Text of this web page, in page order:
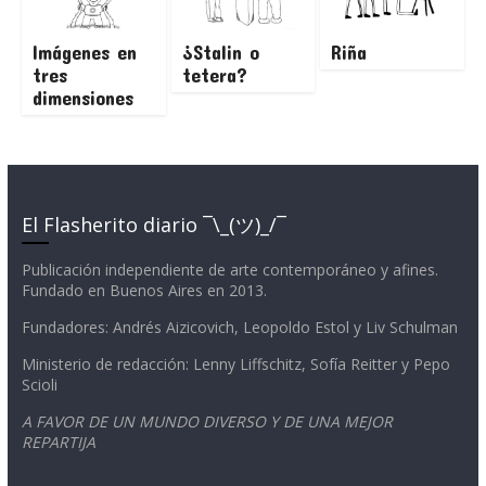
Imágenes en
tres
dimensiones
¿Stalin o
tetera?
Riña
El Flasherito diario ¯\_(ツ)_/¯
Publicación independiente de arte contemporáneo y afines.
Fundado en Buenos Aires en 2013.
Fundadores: Andrés Aizicovich, Leopoldo Estol y Liv Schulman
Ministerio de redacción: Lenny Liffschitz, Sofía Reitter y Pepo
Scioli
A FAVOR DE UN MUNDO DIVERSO Y DE UNA MEJOR
REPARTIJA